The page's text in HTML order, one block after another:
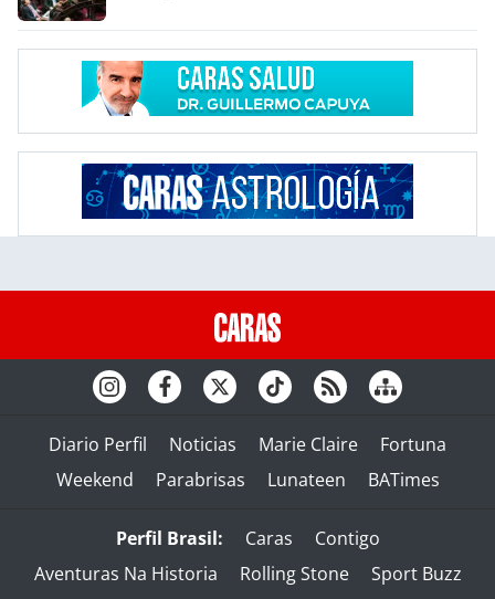
Diario Perfil Noticias Marie Claire
Fortuna
Weekend
Parabrisas Lunateen BATimes
Perfil Brasil: Caras
Contigo
Aventuras Na Historia
Rolling Stone
Sport Buzz